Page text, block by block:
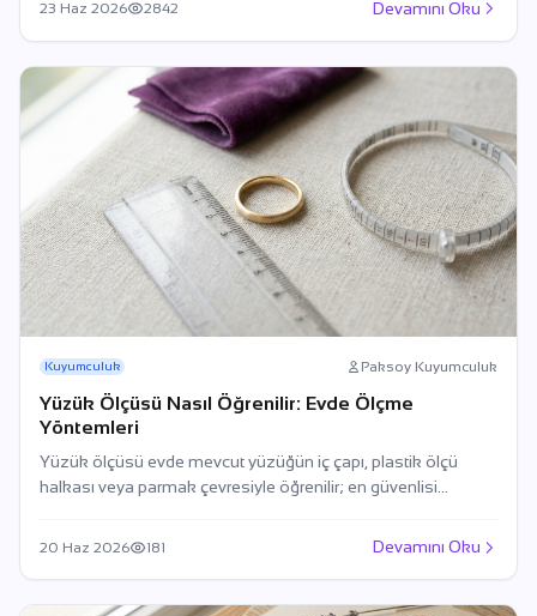
23 Haz 2026 2842 Devamını Oku
Kuyumculuk Paksoy Kuyumculuk
Yüzük Ölçüsü Nasıl Öğrenilir: Evde Ölçme
Yöntemleri
Yüzük ölçüsü evde mevcut yüzüğün iç çapı, plastik ölçü
halkası veya parmak çevresiyle öğrenilir; en güvenlisi
20 Haz 2026 181 Devamını Oku